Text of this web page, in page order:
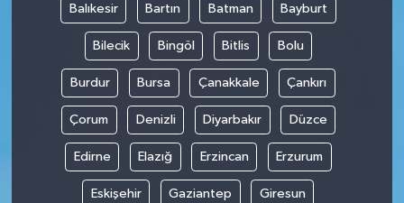
Balıkesir Bartın Batman Bayburt
Bilecik Bingöl Bitlis Bolu
Burdur Bursa Çanakkale Çankırı
Çorum Denizli Diyarbakır Düzce
Edirne Elazığ Erzincan Erzurum
Eskişehir Gaziantep Giresun